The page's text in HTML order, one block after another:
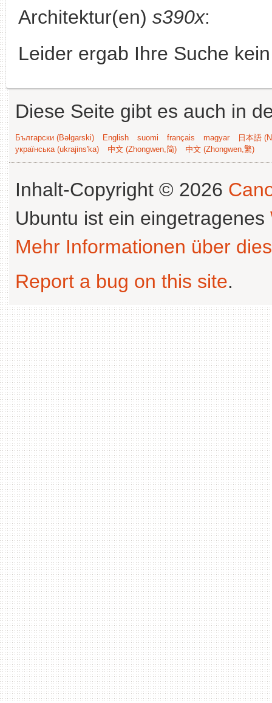
Architektur(en) s390x:
Leider ergab Ihre Suche
Diese Seite gibt es auch in
Български (Bəlgarski) English suomi français magyar
日本語
українська (ukrajins'ka)
中文 (Zhongwen,简) 中文 (Zhongwen,繁)
Inhalt-Copyright © 2026
Ubuntu ist ein eingetragenes
Mehr Informationen über
Report a bug on this site.